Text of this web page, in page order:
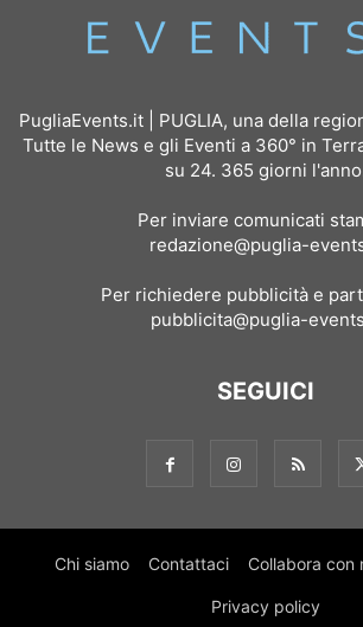
PugliaEvents.it | PUGLIA, una della
Tutte le News e gli Eventi a 360° in
su 24. 365 giorni
Per inviare comunicati
redazione@puglia-
Per richiedere pubblicità e
pubblicita@puglia-
SEGUICI
Chi siamo Contattaci Collabora con
Privacy policy